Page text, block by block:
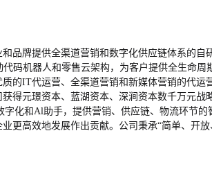
品牌提供全渠道营销和数字化供应链体系的
码机器人和零售云架构，为客户提供全生命
的IT代运营、全渠道营销和新媒体营销的代
元璟资本、蓝湖资本、深涧资本数千万元
化和Al助手，提供营销、供应链、物流环节
高效地发展作出贡献。公司秉承“简单、开